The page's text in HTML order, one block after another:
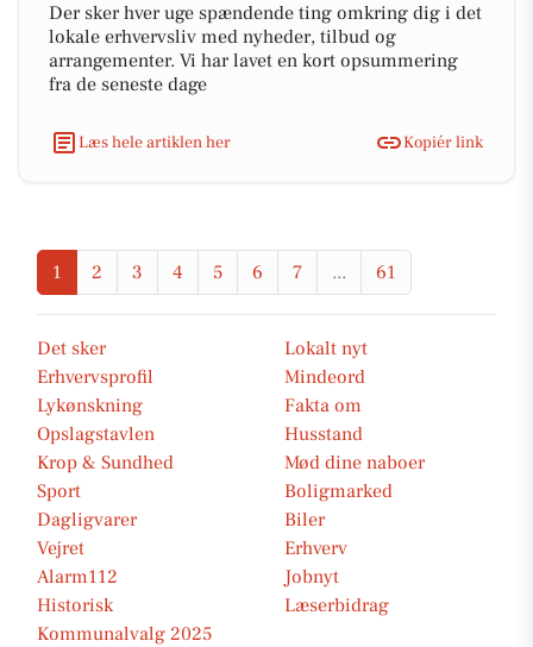
Der sker hver uge spændende ting omkring dig i det
lokale erhvervsliv med nyheder, tilbud og
arrangementer. Vi har lavet en kort opsummering
fra de seneste dage
Læs hele artiklen her Kopiér link
1 2 3 4 5 6 7 ... 61
Det sker
Lokalt nyt
Erhvervsprofil
Mindeord
Lykønskning
Fakta om
Opslagstavlen
Husstand
Krop & Sundhed
Mød dine naboer
Sport
Boligmarked
Dagligvarer
Biler
Vejret
Erhverv
Alarm112
Jobnyt
Historisk
Læserbidrag
Kommunalvalg 2025